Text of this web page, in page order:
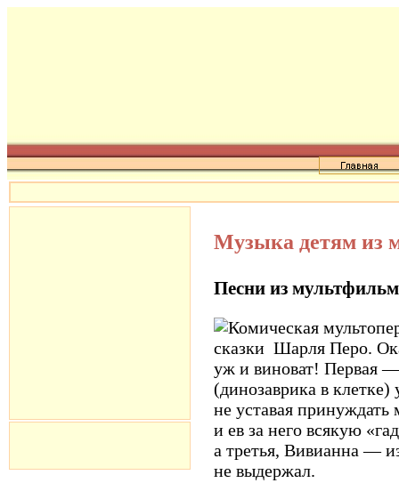
Музыка детям из
Песни из
Комическая
сказки Шарля Перо.
уж и виноват! Первая
(динозаврика в клетке)
не уставая
и ев за него всякую
а третья, Вивианна —
не выдержал.